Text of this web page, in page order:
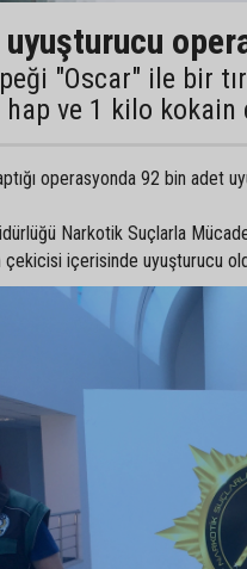
"Oscar" ile bir
ve 1 kilo kokain
operasyonda 92 bin adet
Narkotik Suçlarla
çekicisi içerisinde uyuşturucu